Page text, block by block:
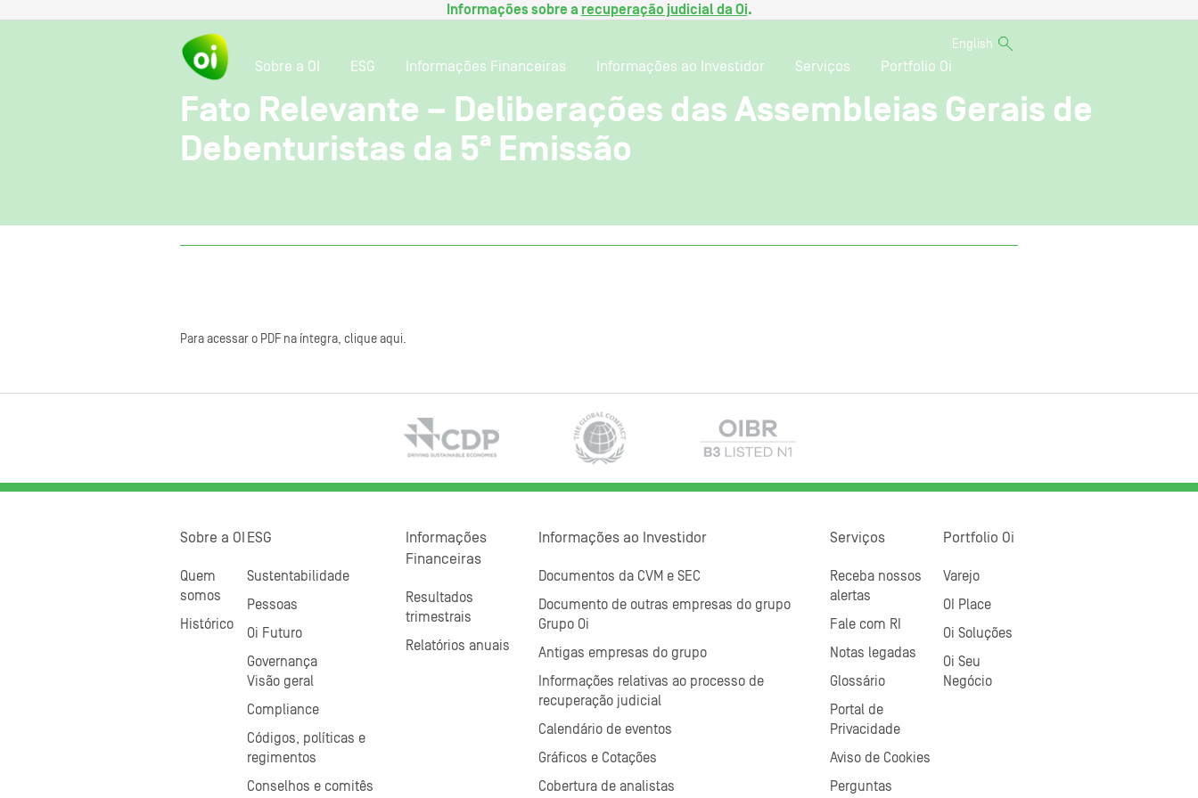
Informações sobre a recuperação judicial da Oi.
English
Sobre a OI ESG Informações Financeiras Informações ao Investidor Serviços Portfolio Oi
Fato Relevante – Deliberações das Assembleias Gerais de
Debenturistas da 5ª Emissão
Para acessar o PDF na íntegra, clique aqui.
Sobre a OI
Quem
somos
Histórico
ESG
Sustentabilidade
Pessoas
Oi Futuro
Governança
Visão geral
Compliance
Códigos, políticas e
regimentos
Conselhos e comitês
Informações
Financeiras
Resultados
trimestrais
Relatórios anuais
Informações ao Investidor
Documentos da CVM e SEC
Documento de outras empresas do grupo
Grupo Oi
Antigas empresas do grupo
Informações relativas ao processo de
recuperação judicial
Calendário de eventos
Gráficos e Cotações
Cobertura de analistas
Serviços
Receba nossos
alertas
Fale com RI
Notas legadas
Glossário
Portal de
Privacidade
Aviso de Cookies
Perguntas
Portfolio Oi
Varejo
OI Place
Oi Soluções
Oi Seu
Negócio